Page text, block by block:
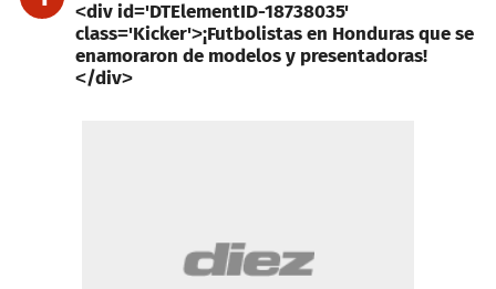
<div id='DTElementID-18738035'
class='Kicker'>¡Futbolistas en Honduras que se
enamoraron de modelos y presentadoras!
</div>